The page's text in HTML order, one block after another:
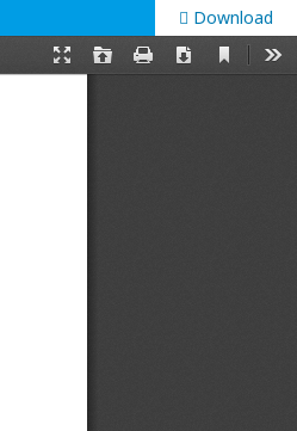
Download